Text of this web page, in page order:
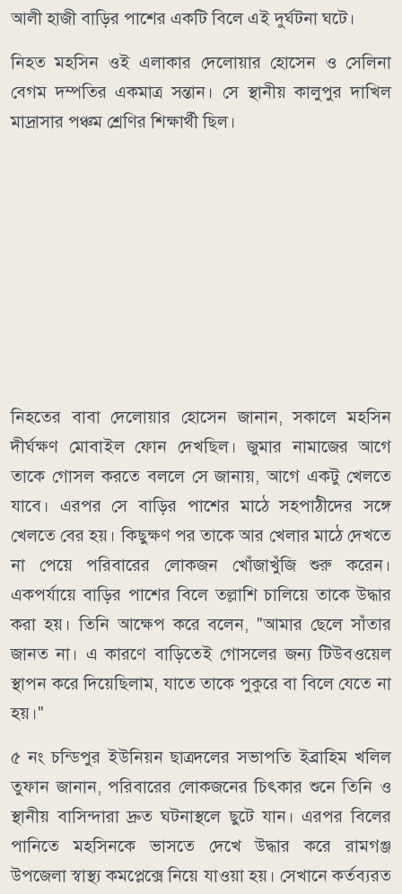
আলী হাজী বাড়ির পাশের একটি বিলে এই দুর্ঘটনা ঘটে।
নিহত মহসিন ওই এলাকার দেলোয়ার হোসেন ও সেলিনা
বেগম দম্পতির একমাত্র সন্তান। সে স্থানীয় কালুপুর দাখিল
মাদ্রাসার পঞ্চম শ্রেণির শিক্ষার্থী ছিল।
নিহতের বাবা দেলোয়ার হোসেন জানান, সকালে মহসিন
দীর্ঘক্ষণ মোবাইল ফোন দেখছিল। জুমার নামাজের আগে
তাকে গোসল করতে বললে সে জানায়, আগে একটু খেলতে
যাবে। এরপর সে বাড়ির পাশের মাঠে সহপাঠীদের সঙ্গে
খেলতে বের হয়। কিছুক্ষণ পর তাকে আর খেলার মাঠে দেখতে
না পেয়ে পরিবারের লোকজন খোঁজাখুঁজি শুরু করেন।
একপর্যায়ে বাড়ির পাশের বিলে তল্লাশি চালিয়ে তাকে উদ্ধার
করা হয়। তিনি আক্ষেপ করে বলেন, "আমার ছেলে সাঁতার
জানত না। এ কারণে বাড়িতেই গোসলের জন্য টিউবওয়েল
স্থাপন করে দিয়েছিলাম, যাতে তাকে পুকুরে বা বিলে যেতে না
হয়।"
৫ নং চন্ডিপুর ইউনিয়ন ছাত্রদলের সভাপতি ইব্রাহিম খলিল
তুফান জানান, পরিবারের লোকজনের চিৎকার শুনে তিনি ও
স্থানীয় বাসিন্দারা দ্রুত ঘটনাস্থলে ছুটে যান। এরপর বিলের
পানিতে মহসিনকে ভাসতে দেখে উদ্ধার করে রামগঞ্জ
উপজেলা স্বাস্থ্য কমপ্লেক্সে নিয়ে যাওয়া হয়। সেখানে কর্তব্যরত